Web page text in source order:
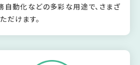
自動化などの多彩な用途で、さまざ
だけます。